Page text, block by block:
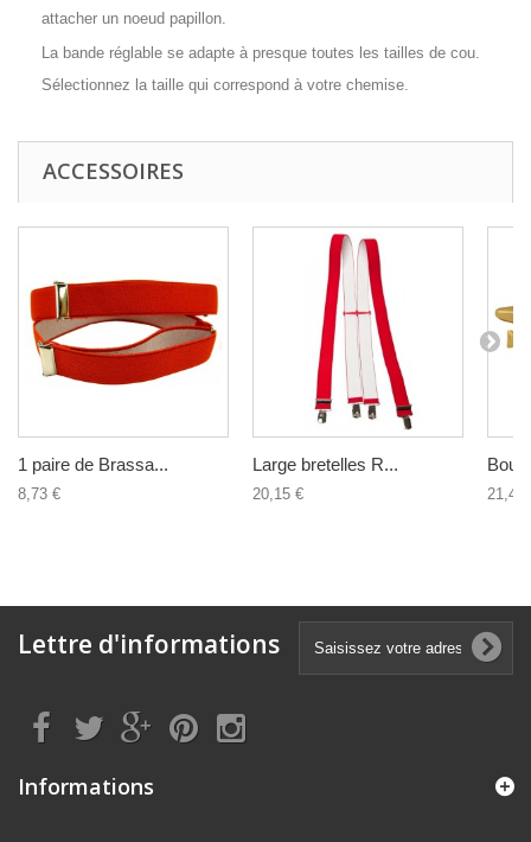
attacher un noeud papillon.
La bande réglable se adapte à presque toutes les tailles de cou.
Sélectionnez la taille qui correspond à votre chemise.
ACCESSOIRES
1 paire de Brassa...
8,73 €
Large bretelles R...
20,15 € 21,49
Lettre d'informations
Informations